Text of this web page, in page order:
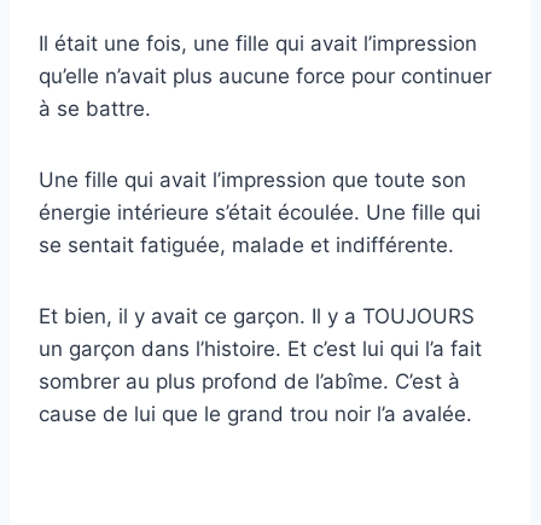
Il était une fois, une fille qui avait l’impression
qu’elle n’avait plus aucune force pour continuer
à se battre.
Une fille qui avait l’impression que toute son
énergie intérieure s’était écoulée. Une fille qui
se sentait fatiguée, malade et indifférente.
Et bien, il y avait ce garçon. Il y a TOUJOURS
un garçon dans l’histoire. Et c’est lui qui l’a fait
sombrer au plus profond de l’abîme. C’est à
cause de lui que le grand trou noir l’a avalée.